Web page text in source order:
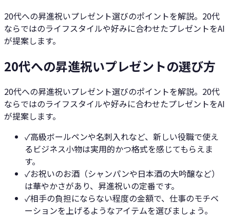
20代への昇進祝いプレゼント選びのポイントを解説。20代
ならではのライフスタイルや好みに合わせたプレゼントをAI
が提案します。
20代への昇進祝いプレゼントの選び方
20代への昇進祝いプレゼント選びのポイントを解説。20代
ならではのライフスタイルや好みに合わせたプレゼントをAI
が提案します。
✓高級ボールペンや名刺入れなど、新しい役職で使え
るビジネス小物は実用的かつ格式を感じてもらえま
す。
✓お祝いのお酒（シャンパンや日本酒の大吟醸など）
は華やかさがあり、昇進祝いの定番です。
✓相手の負担にならない程度の金額で、仕事のモチベ
ーションを上げるようなアイテムを選びましょう。